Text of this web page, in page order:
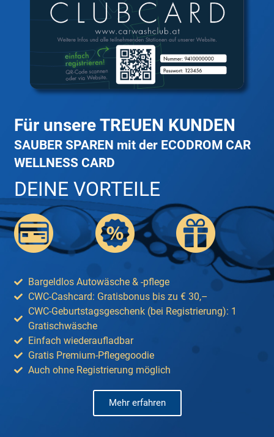
Für unsere TREUEN KUNDEN
SAUBER SPAREN mit der ECODROM CAR
WELLNESS CARD
DEINE VORTEILE
Bargeldlos Autowäsche & -pflege
CWC-Cashcard: Gratisbonus bis zu € 30,–
CWC-Geburtstagsgeschenk (bei Registrierung): 1
Gratischwäsche
Einfach wiederaufladbar
Gratis Premium-Pflegegoodie
Auch ohne Registrierung möglich
Mehr erfahren